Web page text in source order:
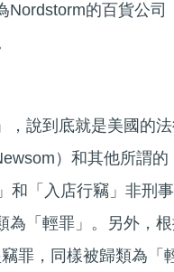
Nordstorm的百貨公
，說到底就是美國的
）和其他所謂
和「入店行竊」非刑
為「輕罪」。另外，
罪，同樣被歸類為「